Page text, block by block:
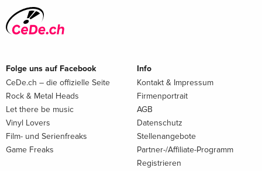
Öls – jetzt bestellen!
Folge uns auf Facebook
CeDe.ch – die offizielle Seite
Rock & Metal Heads
Let there be music
Vinyl Lovers
Film- und Serienfreaks
Game Freaks
Info
Kontakt & Impressum
Firmenportrait
AGB
Datenschutz
Stellenangebote
Partner-/Affiliate-Programm
Registrieren